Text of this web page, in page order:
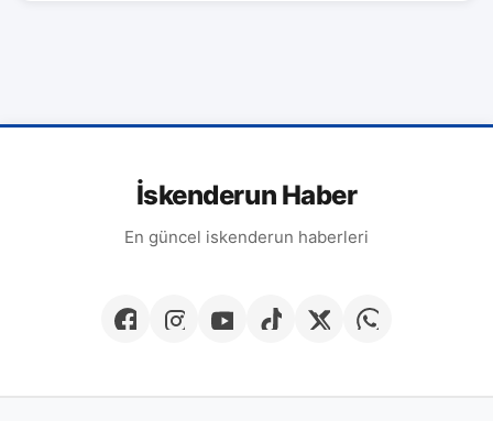
İskenderun Haber
En güncel iskenderun haberleri